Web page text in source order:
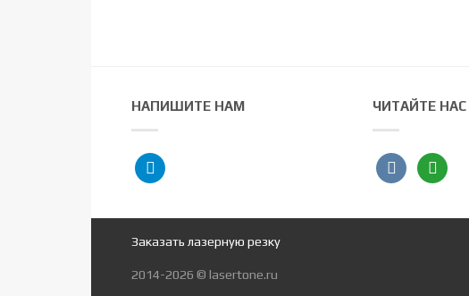
НАПИШИТЕ НАМ
telegram
ЧИТАЙТЕ НАС
vkontakteangieslist
Заказать лазерную резку
2014-2026 © lasertone.ru